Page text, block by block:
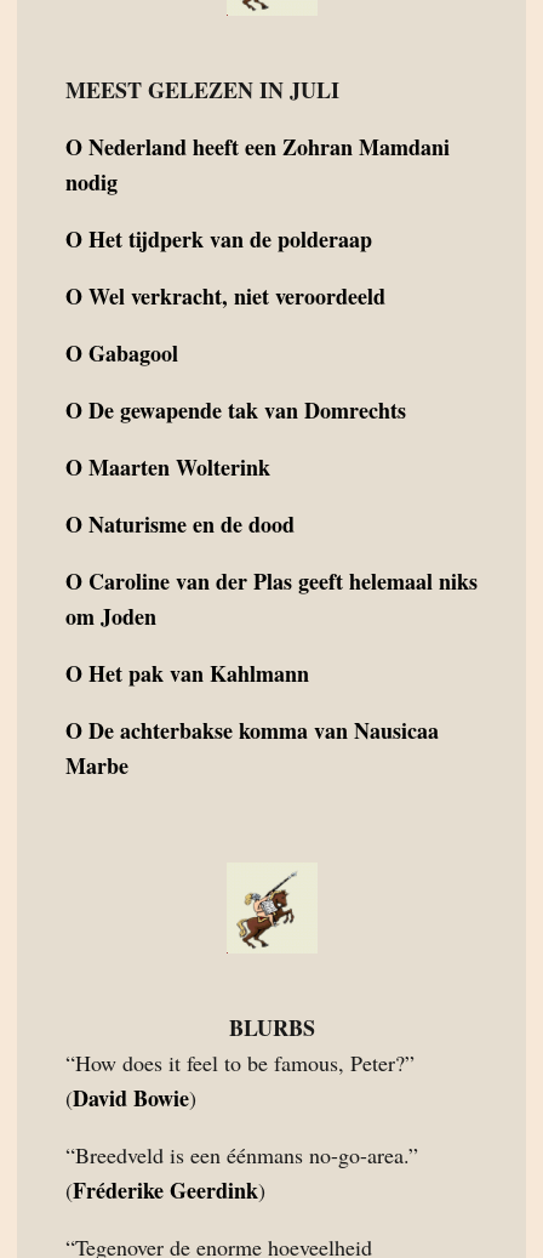
MEEST GELEZEN IN JULI
ONederland heeft een Zohran Mamdani
nodig
OHet tijdperk van de polderaap
OWel verkracht, niet veroordeeld
OGabagool
ODe gewapende tak van Domrechts
OMaarten Wolterink
ONaturisme en de dood
O Caroline van der Plas geeft helemaal niks
om Joden
OHet pak van Kahlmann
ODe achterbakse komma van Nausicaa
Marbe
BLURBS
“How does it feel to be famous, Peter?”
(David Bowie)
“Breedveld is een éénmans no-go-area.”
(Fréderike Geerdink)
“Tegenover de enorme hoeveelheid